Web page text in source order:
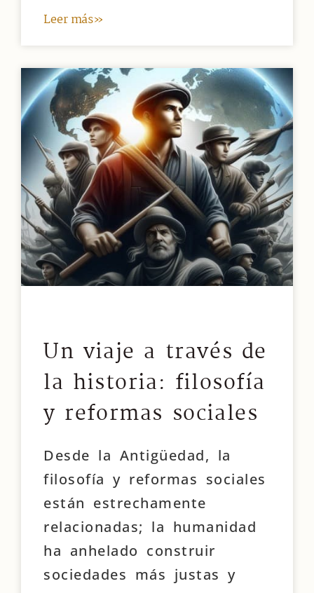
Leer más»
Un viaje a través de
la historia: filosofía
y reformas sociales
Desde la Antigüedad, la
filosofía y reformas sociales
están estrechamente
relacionadas; la humanidad
ha anhelado construir
sociedades más justas y